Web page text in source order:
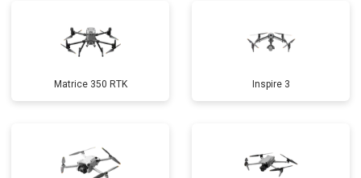
Matrice 350 RTK Inspire 3